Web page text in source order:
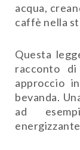
acqua,
caffè nella
Questa
racconto
approccio
bevanda.
ad